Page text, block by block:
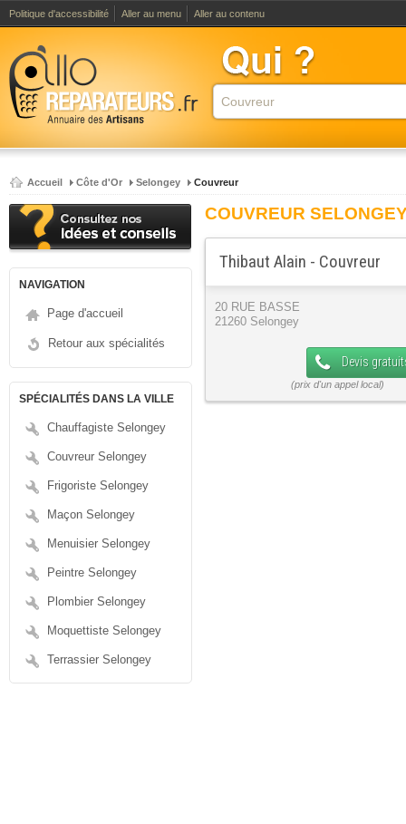
Politique d'accessibilité Aller au menu Aller au contenu
Accueil Côte d'Or Selongey Couvreur
NAVIGATION
Page d'accueil
Retour aux spécialités
SPÉCIALITÉS DANS LA VILLE
Chauffagiste Selongey
Couvreur Selongey
Frigoriste Selongey
Maçon Selongey
Menuisier Selongey
Peintre Selongey
Plombier Selongey
Moquettiste Selongey
Terrassier Selongey
COUVREUR
Thibaut Alain - Couvreur
20 RUE BASSE
21260 Selongey
Devis